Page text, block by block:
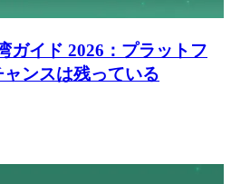
ガイド 2026：プラットフ
ンスは残っている